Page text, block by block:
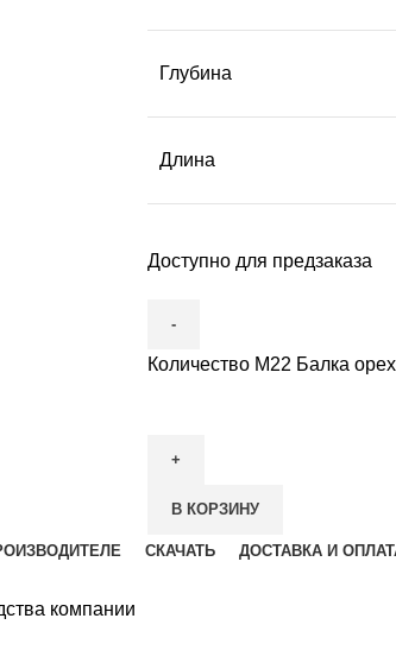
Глубина
Длина
Доступно для предзаказа
Количество М22 Балка
В КОРЗИНУ
СКАЧАТЬ ДОСТАВКА И
компании